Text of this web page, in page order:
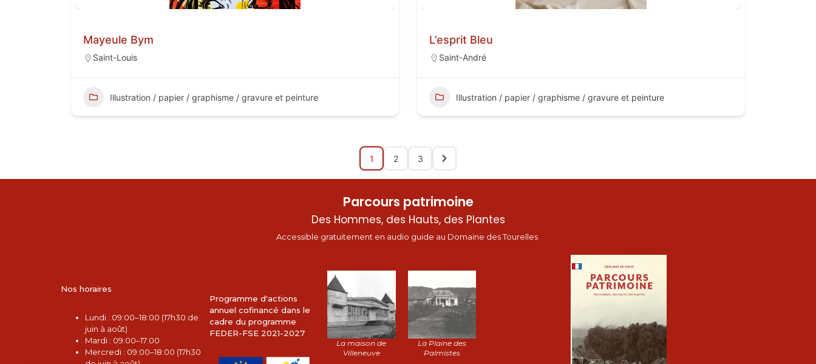
Mayeule Bym
Saint-Louis
Illustration / papier / graphisme / gravure et peinture
L’esprit Bleu
Saint-André
Illustration / papier / graphisme / gravure et peinture
1 2 3
Parcours patrimoine
Des Hommes, des Hauts, des Plantes
Accessible gratuitement en audio guide au Domaine des Tourelles
Nos horaires
Lundi : 09:00–18:00 (17h30 de
juin à août)
Mardi : 09:00–17:00
Mercredi : 09:00–18:00 (17h30
Programme d'actions
annuel cofinancé dans le
cadre du programme
FEDER-FSE 2021-2027
La maison de
Villeneuve
La Plaine des
Palmistes